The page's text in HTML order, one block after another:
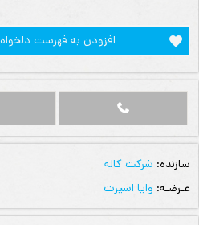
افزودن به فهرست دلخواه
سازنده: شرکت کاله
عـرضـه: وایا اسپرت